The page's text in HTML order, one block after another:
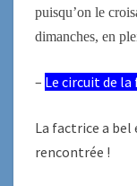
puisqu’on le
dimanches, en
– Le circuit de
La factrice a bel
rencontrée !